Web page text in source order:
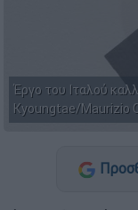
Έργο του Ιταλού
Kyoungtae/Maurizio